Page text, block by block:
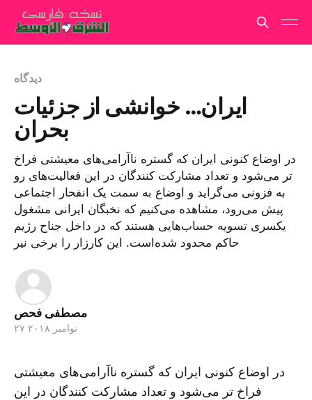
دیدگاه
ایران… خوانشی از جزئیات
بحران
در اوضاع کنونی ایران که گستره ناآرامی‌های معیشتی فراخ
تر می‌شود و تعداد مشارکت کنندگان در این فعالیت‌های رو
به فزونی می‌گراید و اوضاع به سمت یک انفحار اجتماعی
پیش می‌رود، مشاهده می‌کنیم که نخبگان ایرانی مشغول
یکسری تسویه حساب‌هایی هستند که در داخل جناح رژیم
حاکم محدود شده‌است. این کارزار را برخی نیر
مصطفی فحص
۲۷ نوامبر ۲۰۱۸
در اوضاع کنونی ایران که گستره ناآرامی‌های معیشتی
فراخ تر می‌شود و تعداد مشارکت کنندگان در این